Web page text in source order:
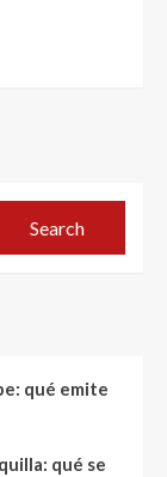
Search
qué emite
qué se